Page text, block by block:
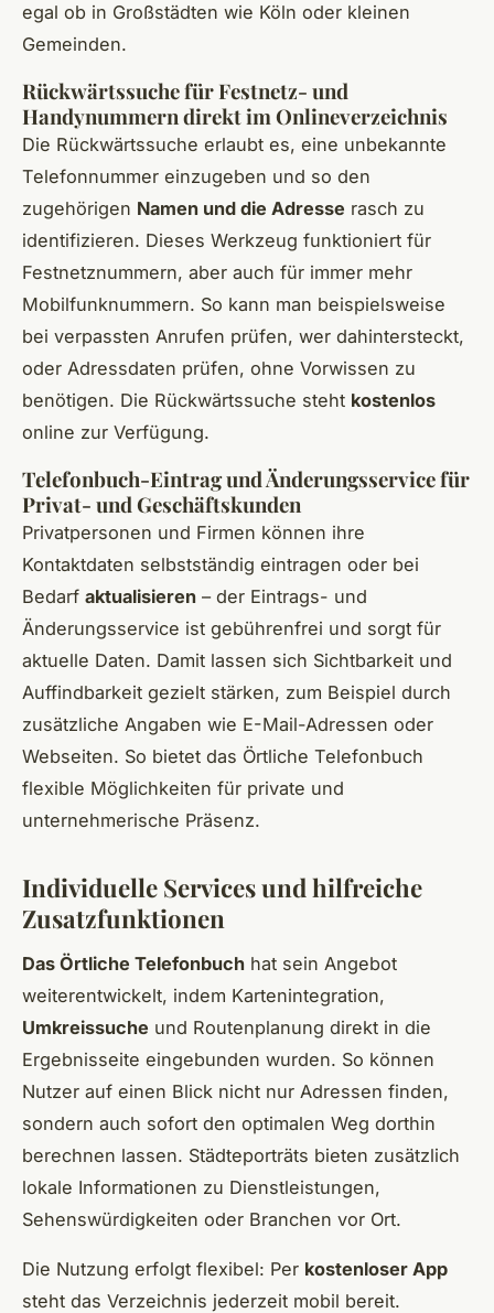
egal ob in Großstädten wie Köln oder kleinen
Gemeinden.
Rückwärtssuche für Festnetz- und
Handynummern direkt im Onlineverzeichnis
Die Rückwärtssuche erlaubt es, eine unbekannte
Telefonnummer einzugeben und so den
zugehörigen Namen und die Adresse rasch zu
identifizieren. Dieses Werkzeug funktioniert für
Festnetznummern, aber auch für immer mehr
Mobilfunknummern. So kann man beispielsweise
bei verpassten Anrufen prüfen, wer dahintersteckt,
oder Adressdaten prüfen, ohne Vorwissen zu
benötigen. Die Rückwärtssuche steht kostenlos
online zur Verfügung.
Telefonbuch-Eintrag und Änderungsservice für
Privat- und Geschäftskunden
Privatpersonen und Firmen können ihre
Kontaktdaten selbstständig eintragen oder bei
Bedarf aktualisieren – der Eintrags- und
Änderungsservice ist gebührenfrei und sorgt für
aktuelle Daten. Damit lassen sich Sichtbarkeit und
Auffindbarkeit gezielt stärken, zum Beispiel durch
zusätzliche Angaben wie E-Mail-Adressen oder
Webseiten. So bietet das Örtliche Telefonbuch
flexible Möglichkeiten für private und
unternehmerische Präsenz.
Individuelle Services und hilfreiche
Zusatzfunktionen
Das Örtliche Telefonbuch hat sein Angebot
weiterentwickelt, indem Kartenintegration,
Umkreissuche und Routenplanung direkt in die
Ergebnisseite eingebunden wurden. So können
Nutzer auf einen Blick nicht nur Adressen finden,
sondern auch sofort den optimalen Weg dorthin
berechnen lassen. Städteporträts bieten zusätzlich
lokale Informationen zu Dienstleistungen,
Sehenswürdigkeiten oder Branchen vor Ort.
Die Nutzung erfolgt flexibel: Per kostenloser App
steht das Verzeichnis jederzeit mobil bereit.